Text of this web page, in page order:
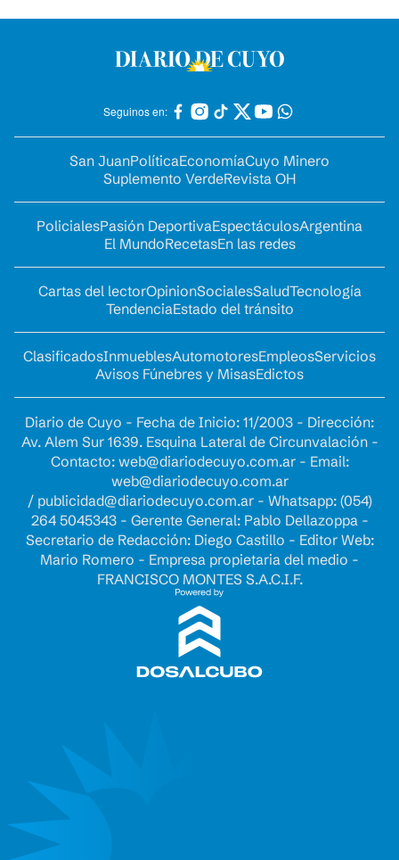
Seguinos en:
San JuanPolíticaEconomíaCuyo Minero
Suplemento VerdeRevista OH
PolicialesPasión DeportivaEspectáculosArgentina
El MundoRecetasEn las redes
Cartas del lectorOpinionSocialesSaludTecnología
TendenciaEstado del tránsito
ClasificadosInmueblesAutomotoresEmpleosServicios
Avisos Fúnebres y MisasEdictos
Diario de Cuyo - Fecha de Inicio: 11/2003 - Dirección:
Av. Alem Sur 1639. Esquina Lateral de Circunvalación -
Contacto: web@diariodecuyo.com.ar- Email:
web@diariodecuyo.com.ar
/ publicidad@diariodecuyo.com.ar- Whatsapp: (054)
264 5045343 - Gerente General: Pablo Dellazoppa -
Secretario de Redacción: Diego Castillo - Editor Web:
Mario Romero - Empresa propietaria del medio -
FRANCISCO MONTES S.A.C.I.F.